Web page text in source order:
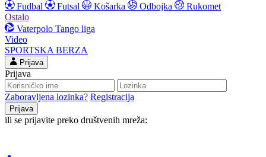
Fudbal
Futsal Košarka Odbojka
Rukomet
Ostalo
Vaterpolo Tango liga
Video
SPORTSKA BERZA
Prijava
Prijava
Zaboravljena lozinka? Registracija
ili se prijavite preko društvenih mreža: